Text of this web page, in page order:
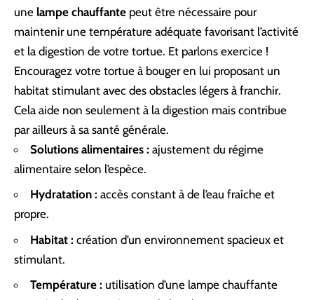
une lampe chauffante peut être nécessaire pour
maintenir une température adéquate favorisant l’activité
et la digestion de votre tortue. Et parlons exercice !
Encouragez votre tortue à bouger en lui proposant un
habitat stimulant avec des obstacles légers à franchir.
Cela aide non seulement à la digestion mais contribue
par ailleurs à sa santé générale.
Solutions alimentaires : ajustement du régime
alimentaire selon l’espèce.
Hydratation : accès constant à de l’eau fraîche et
propre.
Habitat : création d’un environnement spacieux et
stimulant.
Température : utilisation d’une lampe chauffante